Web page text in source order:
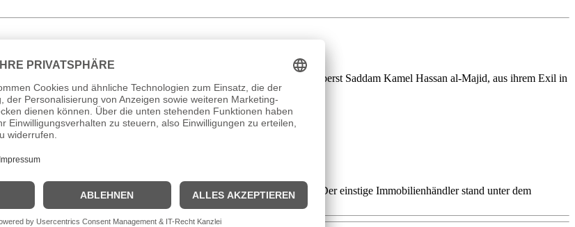
Saddam Hussein, General Hussein Kamel Hassan al-Majid und Oberst Saddam Kamel Hassan al-Majid, aus ihrem Exil in
Amtsgericht einen Vergleichsantrag gestellt.
Chirac die Abschaffung der Wehrpflicht angekündigt.
über die Papstwahl herausgegeben.
Schneider und seine Ehefrau Claudia an Deutschland ausgeliefert. Der einstige Immobilienhändler stand unter dem